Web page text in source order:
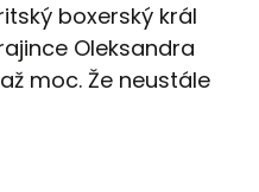
boxerský král
Oleksandra
moc. Že neustále